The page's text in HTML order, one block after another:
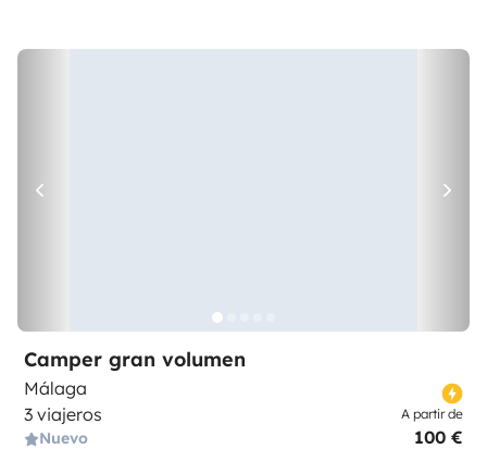
Camper gran volumen
Málaga
3 viajeros
Nuevo
A partir de
100 €